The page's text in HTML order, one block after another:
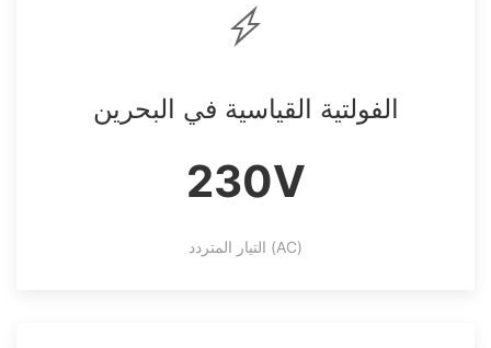
الفولتية القياسية في البحرين
230V
التيار المتردد (AC)